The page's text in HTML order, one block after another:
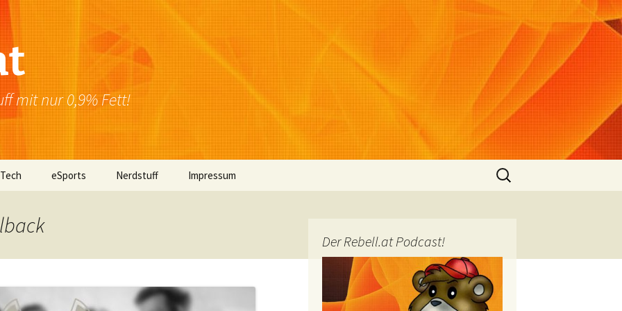
mit nur 0,9% Fett!
Browser
eSports Nerdstuff Impressum
Suchen
nach:
Der Rebell.at Podcast!